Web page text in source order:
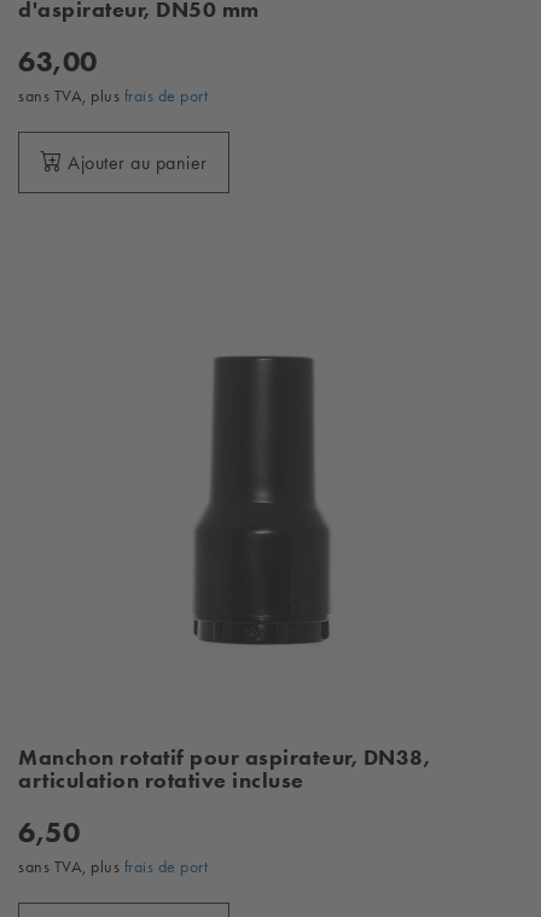
d'aspirateur, DN50 mm
63,00
sans TVA, plus frais de port
Ajouter au panier
Manchon rotatif pour aspirateur, DN38,
articulation rotative incluse
6,50
sans TVA, plus frais de port